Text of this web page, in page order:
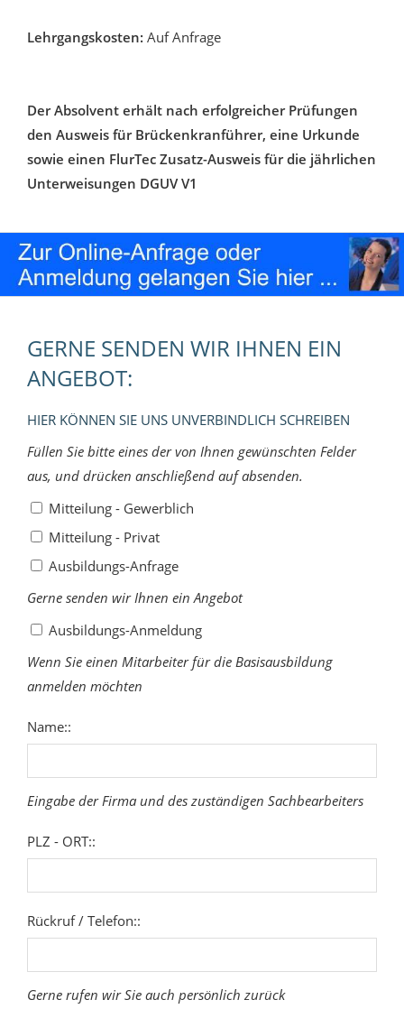
Lehrgangskosten: Auf Anfrage
Der Absolvent erhält nach erfolgreicher Prüfungen
den Ausweis für Brückenkranführer, eine Urkunde
sowie einen FlurTec Zusatz-Ausweis für die jährlichen
Unterweisungen DGUV V1
GERNE SENDEN WIR IHNEN EIN
ANGEBOT:
HIER KÖNNEN SIE UNS UNVERBINDLICH SCHREIBEN
Füllen Sie bitte eines der von Ihnen gewünschten Felder
aus, und drücken anschließend auf absenden.
Mitteilung - Gewerblich
Mitteilung - Privat
Ausbildungs-Anfrage
Gerne senden wir Ihnen ein Angebot
Ausbildungs-Anmeldung
Wenn Sie einen Mitarbeiter für die Basisausbildung
anmelden möchten
Name::
Eingabe der Firma und des zuständigen Sachbearbeiters
PLZ - ORT::
Rückruf / Telefon::
Gerne rufen wir Sie auch persönlich zurück